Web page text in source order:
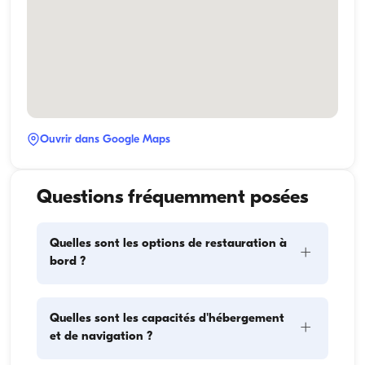
Ouvrir dans Google Maps
Questions fréquemment posées
Quelles sont les options de restauration à
bord ?
+
éléments principaux : l'approvisionnement et la
préparation des repas. Pour l'approvisionnement, les
Quelles sont les capacités d'hébergement
et de navigation ?
+